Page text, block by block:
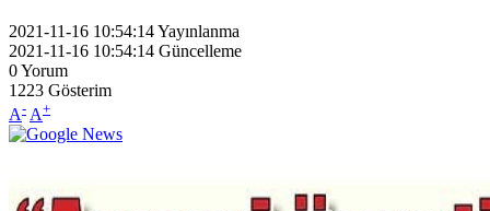
2021-11-16 10:54:14Yayınlanma
2021-11-16 10:54:14 Güncelleme
0Yorum
1223 Gösterim
A- A+